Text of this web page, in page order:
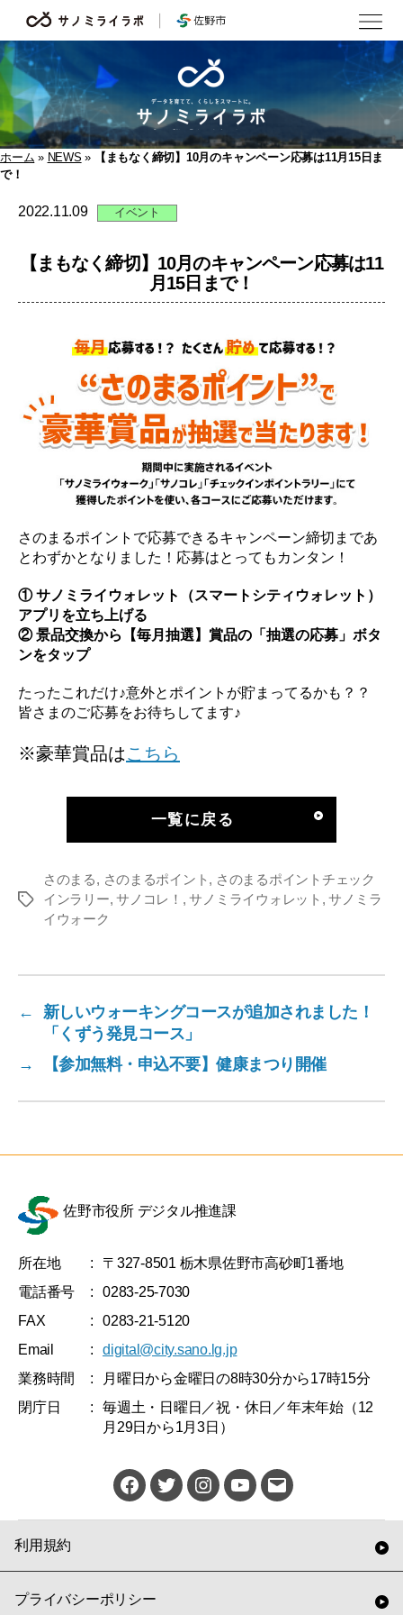
サ
ノ
ミ
ラ
イ
ラ
ボ
ホーム » NEWS »
【まもなく締切】10月のキャンペーン応募は11月15日ま
で！
2022.11.09 イベント
【まもなく締切】10月のキャンペーン応募は11
月15日まで！
さのまるポイントで応募できるキャンペーン締切まであ
とわずかとなりました！応募はとってもカンタン！
① サノミライウォレット（スマートシティウォレット）
アプリを立ち上げる
② 景品交換から【毎月抽選】賞品の「抽選の応募」ボタ
ンをタップ
たったこれだけ♪意外とポイントが貯まってるかも？？
皆さまのご応募をお待ちしてます♪
※豪華賞品はこちら
一覧に戻る
タ
さのまる, さのまるポイント , さのまるポイントチェック
インラリー,サノコレ！ ,サノミライウォレット ,サノミラ
イウォーク
←
新しいウォーキングコースが追加されました！
「くずう発見コース」
→
【参加無料・申込不要】健康まつり開催
佐野市役所 デジタル推進課
所在地 :
〒327-8501 栃木県佐野市高砂町1番地
電話番号
:
0283-25-7030
FAX
:
0283-21-5120
Email
:
digital@city.sano.lg.jp
業務時間
:
月曜日から金曜日の8時30分から17時15分
閉庁日
:
毎週土・日曜日／祝・休日／年末年始（12
月29日から1月3日）
佐
野
Facebook
TwitterInstagramYouTube
メ
ー
利用規約
プライバシーポリシー